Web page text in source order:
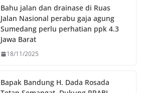
Bahu jalan dan drainase di Ruas
Jalan Nasional perabu gaja agung
Sumedang perlu perhatian ppk 4.3
Jawa Barat
18/11/2025
Bapak Bandung H. Dada Rosada